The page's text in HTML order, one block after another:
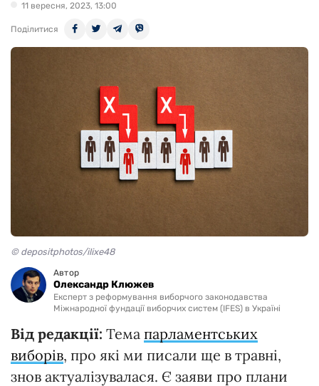
11 вересня, 2023, 13:00
Поділитися
© depositphotos/ilixe48
Автор
Олександр Клюжев
Експерт з реформування виборчого законодавства
Міжнародної фундації виборчих систем (IFES) в Україні
Від редакції: Тема парламентських
виборів, про які ми писали ще в травні,
знов актуалізувалася. Є заяви про плани